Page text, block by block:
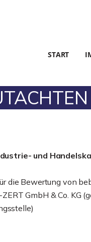
START
und
die Bewertung von
GmbH & Co. KG